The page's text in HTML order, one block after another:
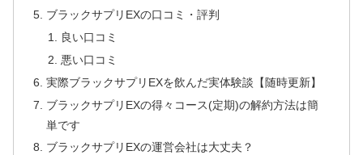
ブラックサプリEXの口コミ・評判
良い口コミ
悪い口コミ
実際ブラックサプリEXを飲んだ実体験談【随時更新】
ブラックサプリEXの得々コース(定期)の解約方法は簡
単です
ブラックサプリEXの運営会社は大丈夫？